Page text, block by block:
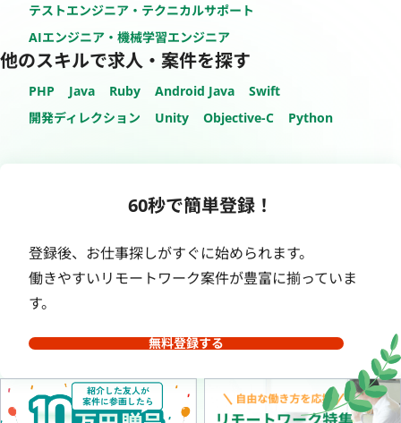
テストエンジニア・テクニカルサポート
AIエンジニア・機械学習エンジニア
他のスキルで求人・案件を探す
PHP Java Ruby Android Java
Swift
開発ディレクション
Unity Objective-C Python
60秒で簡単登録！
登録後、お仕事探しがすぐに始められます。
働きやすいリモートワーク案件が豊富に揃っていま
す。
無料登録する